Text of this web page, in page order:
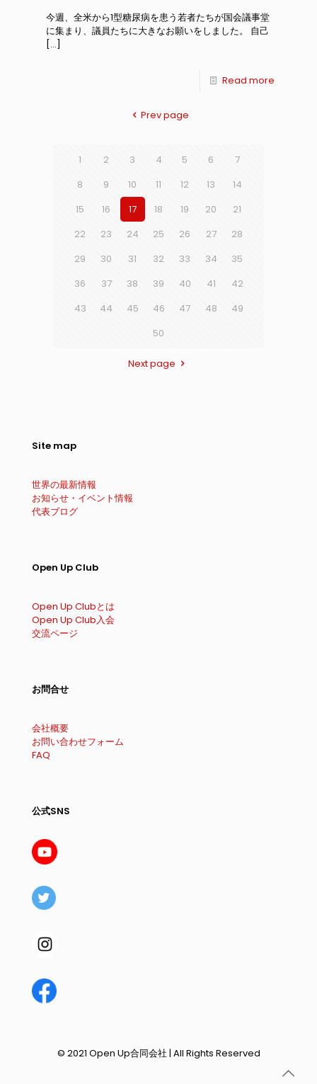
今週、全米から1型糖尿病を患う若者たちが国会議事堂
に集まり、議員たちに大きなお願いをしました。 自己
[…]
Read more
Prev page
1 2 3 4 5 6
7
8
9 10 11 12 13
14
15
16 17 18 19 20
21
22
23 24 25 26 27
28
29
30 31 32 33 34
35
36
37 38 39 40 41
42
43
44 45 46 47 48
49
50
Next page
Site map
世界の最新情報
お知らせ・イベント情報
代表ブログ
Open Up Club
Open Up Clubとは
Open Up Club入会
交流ページ
お問合せ
会社概要
お問い合わせフォーム
FAQ
公式SNS
© 2021 Open Up合同会社 | All Rights Reserved